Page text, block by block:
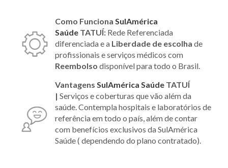
Como Funciona SulAmérica
Saúde TATUÍ: Rede Referenciada
diferenciada e a Liberdade de escolha de
profissionais e serviços médicos com
Reembolso disponível para todo o Brasil.
Vantagens SulAmérica Saúde TATUÍ
| Serviços e coberturas que vão além da
saúde. Contempla hospitais e laboratórios de
referência em todo o país, além de contar
com benefícios exclusivos da SulAmérica
Saúde ( dependendo do plano contratado).